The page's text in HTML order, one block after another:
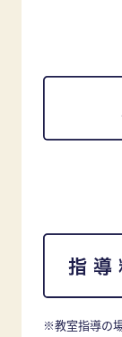
※教室指導の